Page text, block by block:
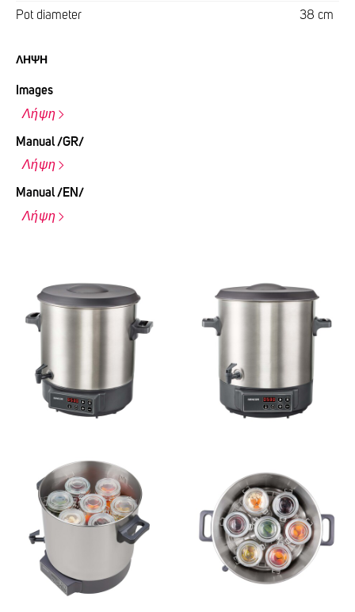
Pot diameter 38 cm
ΛΉΨΗ
Images
Λήψη
Manual /GR/
Λήψη
Manual /EN/
Λήψη